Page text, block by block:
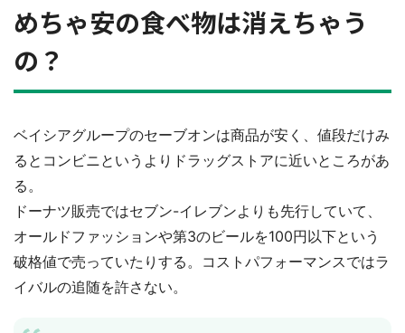
めちゃ安の食べ物は消えちゃう
の？
ベイシアグループのセーブオンは商品が安く、値段だけみ
るとコンビニというよりドラッグストアに近いところがあ
る。
ドーナツ販売ではセブン-イレブンよりも先行していて、
オールドファッションや第3のビールを100円以下という
破格値で売っていたりする。コストパフォーマンスではラ
イバルの追随を許さない。